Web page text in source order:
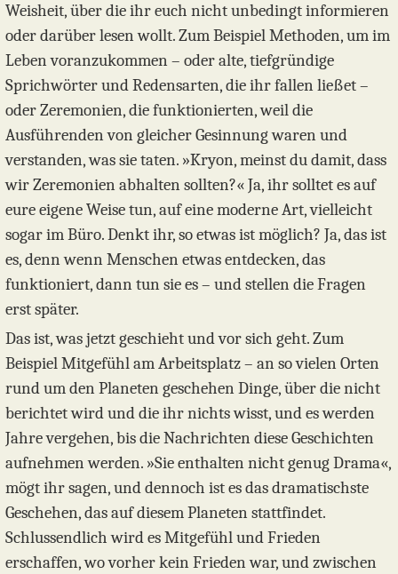
Weisheit, über die ihr euch nicht unbedingt informieren
oder darüber lesen wollt. Zum Beispiel Methoden, um im
Leben voranzukommen – oder alte, tiefgründige
Sprichwörter und Redensarten, die ihr fallen ließet –
oder Zeremonien, die funktionierten, weil die
Ausführenden von gleicher Gesinnung waren und
verstanden, was sie taten. »Kryon, meinst du damit, dass
wir Zeremonien abhalten sollten?« Ja, ihr solltet es auf
eure eigene Weise tun, auf eine moderne Art, vielleicht
sogar im Büro. Denkt ihr, so etwas ist möglich? Ja, das ist
es, denn wenn Menschen etwas entdecken, das
funktioniert, dann tun sie es – und stellen die Fragen
erst später.
Das ist, was jetzt geschieht und vor sich geht. Zum
Beispiel Mitgefühl am Arbeitsplatz – an so vielen Orten
rund um den Planeten geschehen Dinge, über die nicht
berichtet wird und die ihr nichts wisst, und es werden
Jahre vergehen, bis die Nachrichten diese Geschichten
aufnehmen werden. »Sie enthalten nicht genug Drama«,
mögt ihr sagen, und dennoch ist es das dramatischste
Geschehen, das auf diesem Planeten stattfindet.
Schlussendlich wird es Mitgefühl und Frieden
erschaffen, wo vorher kein Frieden war, und zwischen